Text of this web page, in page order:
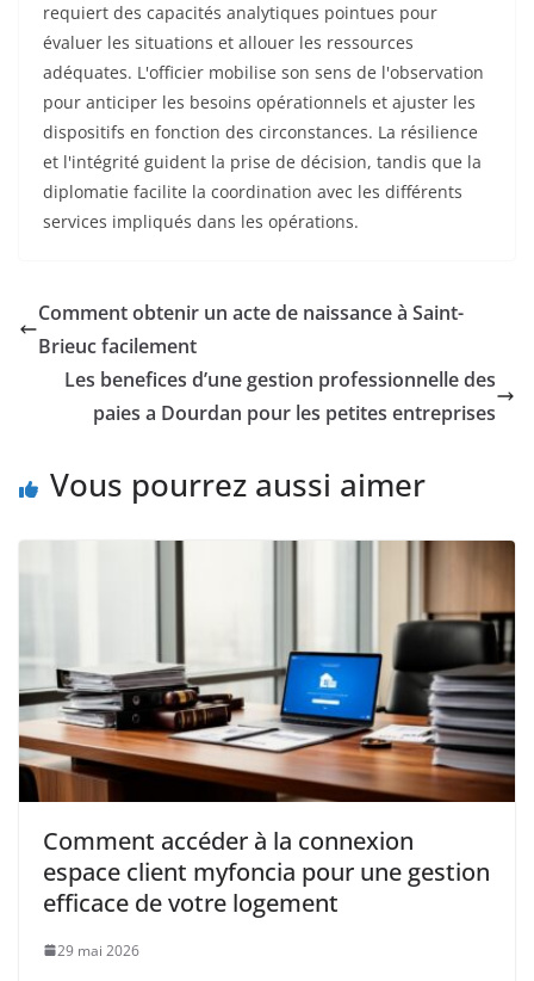
requiert des capacités analytiques pointues pour
évaluer les situations et allouer les ressources
adéquates. L'officier mobilise son sens de l'observation
pour anticiper les besoins opérationnels et ajuster les
dispositifs en fonction des circonstances. La résilience
et l'intégrité guident la prise de décision, tandis que la
diplomatie facilite la coordination avec les différents
services impliqués dans les opérations.
Comment obtenir un acte de naissance à Saint-
Brieuc facilement
Les benefices d’une gestion professionnelle des
paies a Dourdan pour les petites entreprises
Vous pourrez aussi aimer
Comment accéder à la connexion
espace client myfoncia pour une gestion
efficace de votre logement
29 mai 2026